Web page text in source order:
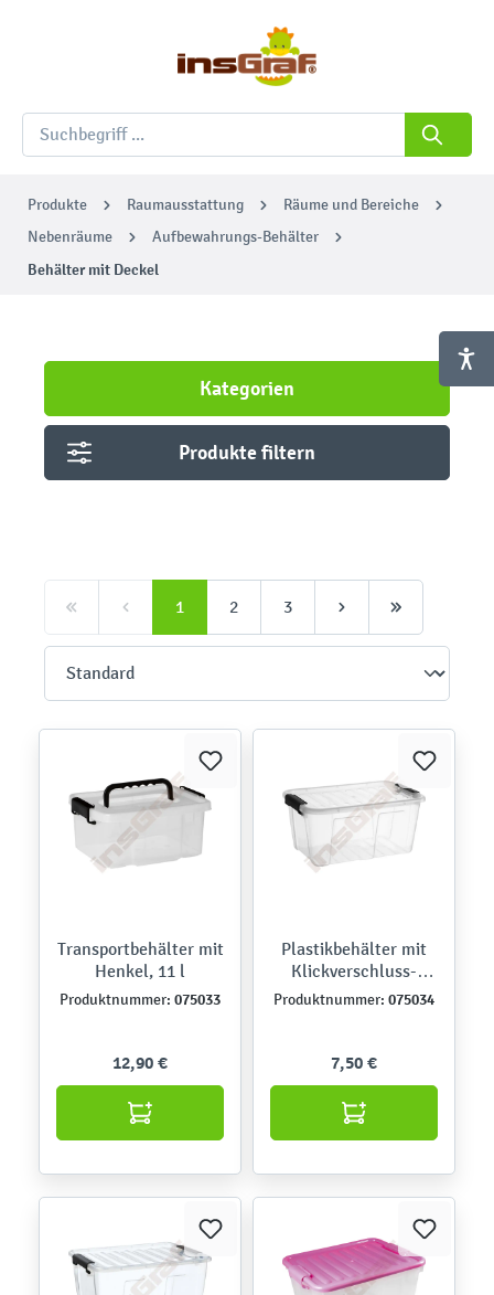
Produkte Raumausstattung
Räume und Bereiche
Nebenräume
Aufbewahrungs-Behälter
Behälter mit Deckel
Kategorien
Produkte filtern
1 2 3
Transportbehälter mit
Henkel, 11 l
Produktnummer: 075033
12,90 €
Plastikbehälter mit
Klickverschluss-
Deckel, Mini, 8 l
Produktnummer: 075034
7,50 €